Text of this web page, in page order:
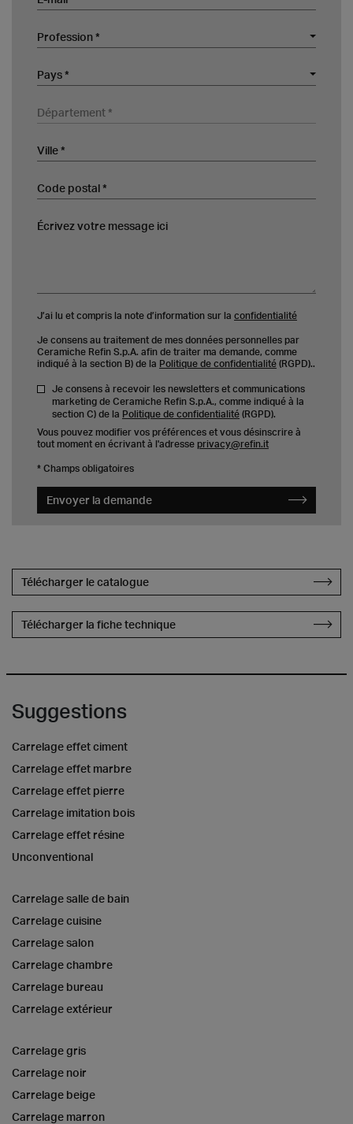
Profession
Profession *
Société
Pays
Pays *
Département
Ville
Code postal
Écrivez votre message ici
J’ai lu et compris la note d’information sur la confidentialité
Je consens au traitement de mes données personnelles par
Ceramiche Refin S.p.A. afin de traiter ma demande, comme
indiqué à la section B) de la Politique de confidentialité (RGPD)..
Je consens à recevoir les newsletters et communications
marketing de Ceramiche Refin S.p.A., comme indiqué à la
section C) de la Politique de confidentialité (RGPD).
Vous pouvez modifier vos préférences et vous désinscrire à
tout moment en écrivant à l'adresse privacy@refin.it
* Champs obligatoires
Envoyer la demande
Télécharger le catalogue
Télécharger la fiche technique
Suggestions
Carrelage effet ciment
Carrelage effet marbre
Carrelage effet pierre
Carrelage imitation bois
Carrelage effet résine
Unconventional
Carrelage salle de bain
Carrelage cuisine
Carrelage salon
Carrelage chambre
Carrelage bureau
Carrelage extérieur
Carrelage gris
Carrelage noir
Carrelage beige
Carrelage marron